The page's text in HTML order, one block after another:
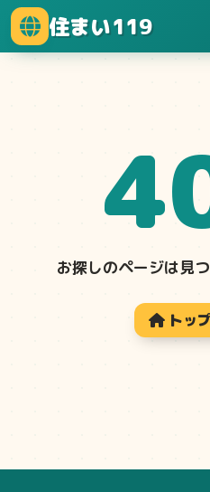
住まい119
お探しのページは見
トッ